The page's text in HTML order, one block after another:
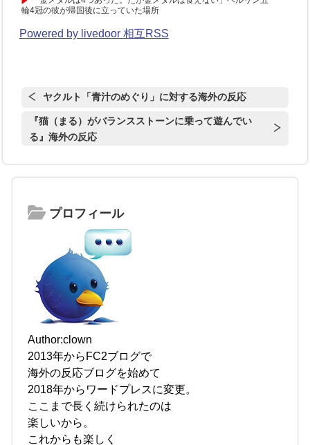
輪4冠の彼が帰国後に立っていた場所
Powered by livedoor 相互RSS
ヤクルト「青汁のめぐり」に対する海外の反応
『猫（まる）がバランスストーンに乗って遊んでい
る』海外の反応
プロフィール
Author:clown
2013年からFC2ブログで
海外の反応ブログを始めて
2018年からワードプレスに変更。
ここまで長く続けられたのは
楽しいから。
これからも楽しく